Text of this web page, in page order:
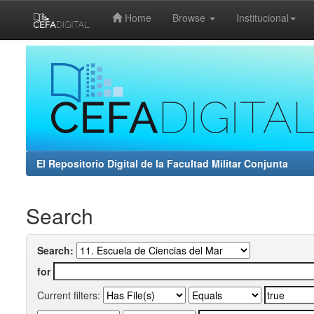
Home Browse Institucional
El Repositorio Digital de la Facultad Militar Conjunta
Search
Search:
for
Current filters: